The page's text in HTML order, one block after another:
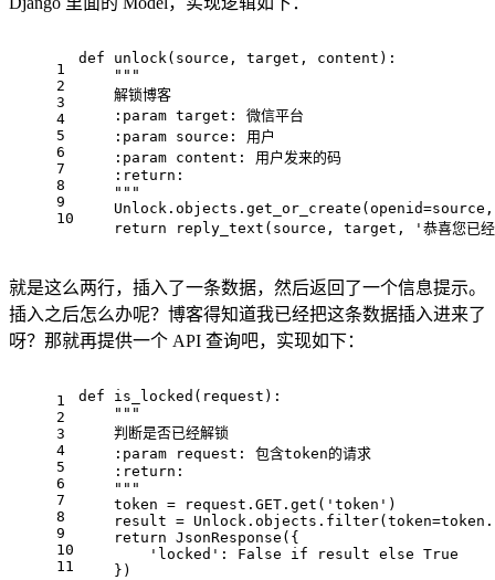
1
2
3
4
5
6
7
8
9
10
def unlock (source, target, content) :
"""
    解锁博客
    :param target: 微信平台
    :param source: 用户
    :param content: 用户发来的码
    :return:
    """
return reply_text(source, target, '恭喜您已
就是这么两行，插入了一条数据，然后返回了一个信息提示。
插入之后怎么办呢？博客得知道我已经把这条数据插入进来了
呀？那就再提供一个 API 查询吧，实现如下：
1
2
3
4
5
6
7
8
9
10
11
def is_locked (request) :
"""
    判断是否已经解锁
    :param request: 包含token的请求
    :return:
    """
    token = request.GET.get(
'token' )
result =
return JsonResponse({
'locked' : False if result else True
    })